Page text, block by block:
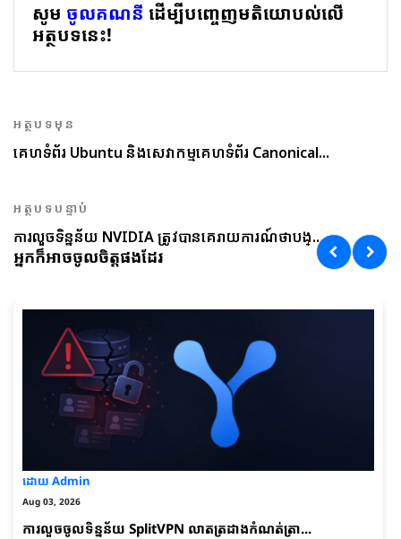
សូម ចូលគណនី ដើម្បីបញ្ចេញមតិយោបល់លើ
អត្ថបទនេះ!
អត្ថបទមុន
គេហទំព័រ Ubuntu និងសេវាកម្មគេហទំព័រ Canonical...
អត្ថបទបន្ទាប់
ការលួចទិន្នន័យ NVIDIA ត្រូវបានគេរាយការណ៍ថាបង្...
អ្នកក៏អាចចូលចិត្តផងដែរ
ដោយ Admin
Aug 03, 2026
ការលួចចូលទិន្នន័យ SplitVPN លាតត្រដាងកំណត់ត្រា...